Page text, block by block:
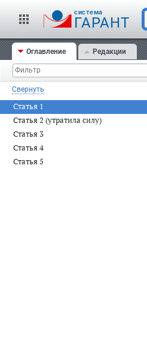
cистема
ГАРАНТ
Оглавление Редакции
Свернуть
Статья 1
Статья 2 (утратила силу)
Статья 3
Статья 4
Статья 5